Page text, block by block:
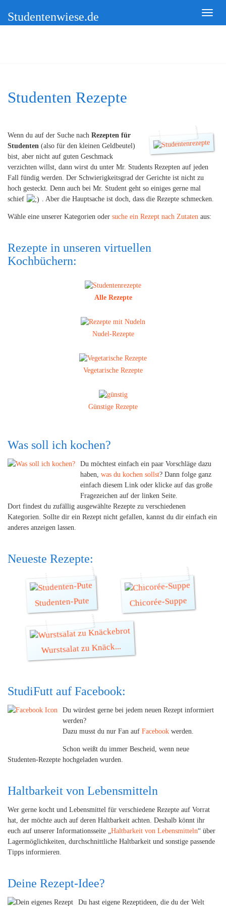
Studentenwiese.de
Studenten Rezepte
Wenn du auf der Suche nach Rezepten für
Studenten (also für den kleinen Geldbeutel)
bist, aber nicht auf guten Geschmack
verzichten willst, dann wirst du unter Mr. Students Rezepten auf jeden
Fall fündig werden. Der Schwierigkeitsgrad der Gerichte ist nicht zu
hoch gesteckt. Denn auch bei Mr. Student geht so einiges gerne mal
schief
. Aber die Hauptsache ist doch, dass die Rezepte schmecken.
Wähle eine unserer Kategorien oder suche ein Rezept nach Zutaten aus:
Rezepte in unseren virtuellen
Kochbüchern:
Alle Rezepte
Nudel-Rezepte
Vegetarische Rezepte
Günstige Rezepte
Was soll ich kochen?
Du möchtest einfach ein paar Vorschläge dazu
haben, was du kochen sollst? Dann folge ganz
einfach diesem Link oder klicke auf das große
Fragezeichen auf der linken Seite.
Dort findest du zufällig ausgewählte Rezepte zu verschiedenen
Kategorien. Sollte dir ein Rezept nicht gefallen, kannst du dir einfach ein
anderes anzeigen lassen.
Neueste Rezepte:
Studenten-Pute Chicorée-Suppe
Wurstsalat zu Knäck...
StudiFutt auf Facebook:
Du würdest gerne bei jedem neuen Rezept informiert
werden?
Dazu musst du nur Fan auf Facebook werden.
Schon weißt du immer Bescheid, wenn neue
Studenten-Rezepte hochgeladen wurden.
Haltbarkeit von Lebensmitteln
Wer gerne kocht und Lebensmittel für verschiedene Rezepte auf Vorrat
hat, der möchte auch auf deren Haltbarkeit achten. Deshalb könnt ihr
euch auf unserer Informationsseite „Haltbarkeit von Lebensmitteln“ über
Lagermöglichkeiten, durchschnittliche Haltbarkeit und sonstige passende
Tipps informieren.
Deine Rezept-Idee?
Du hast eigene Rezeptideen, die du der Welt